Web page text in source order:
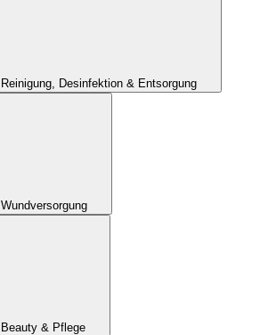
Reinigung, Desinfektion & Entsorgung
Wundversorgung
Beauty & Pflege